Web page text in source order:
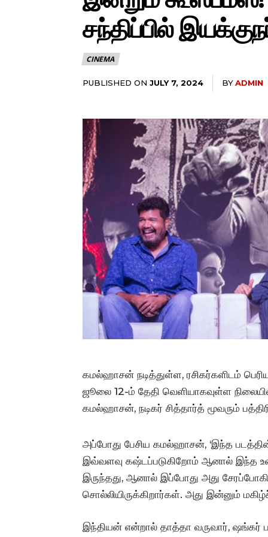
சந்திப்பில்
CINEMA
PUBLISHED ON JULY 7, 2024 BYADMIN
கமல்ஹாசன் நடித்துள்ள, ரசிகர்களிடம்
ஜூலை 12-ம் தேதி வெளியாகவுள்ள
கமல்ஹாசன், நடிகர் சித்தார்த் மூவரும்
அப்போது பேசிய கமல்ஹாசன், ‘இந்த
இவ்வளவு கஷ்டப்படுகிறோம் ஆனால் இந்த
இருந்தது, ஆனால் இப்போது அது
சொல்லியிருக்கிறார்கள். அது இன்னும்
இந்தியன் என்றால் தாத்தா வருவார், ஷங்கர்